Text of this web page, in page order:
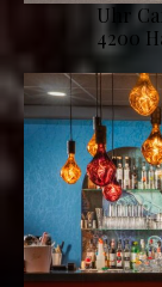
Uhr
4200